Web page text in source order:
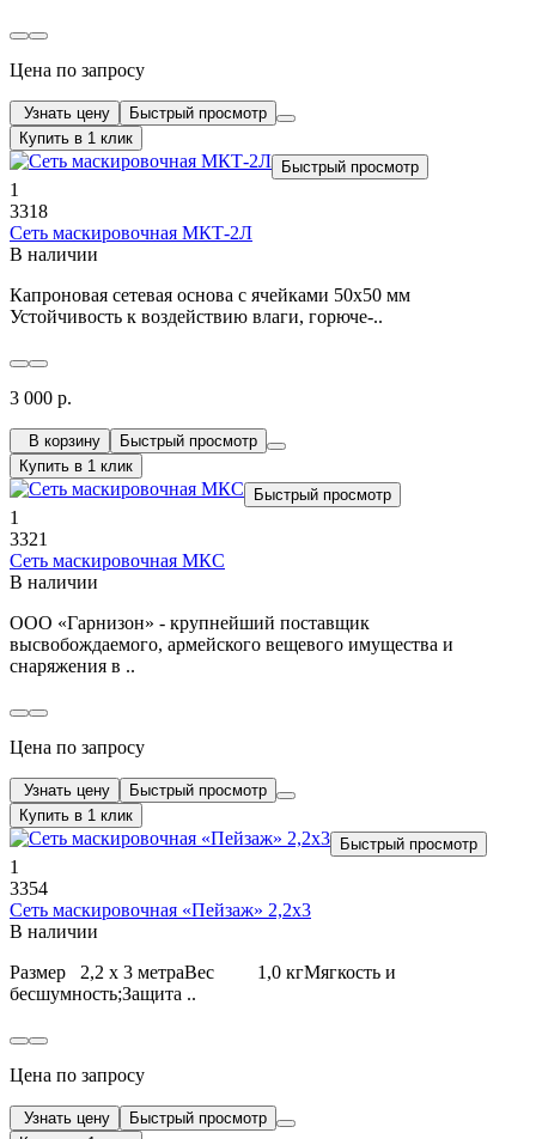
Цена по запросу
Узнать цену
Быстрый просмотр
Купить в 1 клик
Быстрый просмотр
1
3318
Сеть маскировочная МКТ-2Л
В наличии
Капроновая сетевая основа с ячейками 50х50 мм
Устойчивость к воздействию влаги, горюче-..
3 000 р.
В корзину
Быстрый просмотр
Купить в 1 клик
Быстрый просмотр
1
3321
Сеть маскировочная МКС
В наличии
ООО «Гарнизон» - крупнейший поставщик
высвобождаемого, армейского вещевого имущества и
снаряжения в ..
Цена по запросу
Узнать цену
Быстрый просмотр
Купить в 1 клик
Быстрый просмотр
1
3354
Сеть маскировочная «Пейзаж» 2,2х3
В наличии
Размер 2,2 х 3 метраВес 1,0 кгМягкость и
бесшумность;Защита ..
Цена по запросу
Узнать цену
Быстрый просмотр